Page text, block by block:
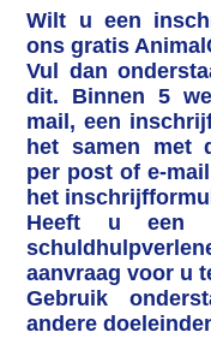
Wilt u een
ons gratis
Vul dan
dit. Binnen 5
mail, een
het samen met
per post of e-
het
Heeft u een
aanvraag voor u
Gebruik
andere